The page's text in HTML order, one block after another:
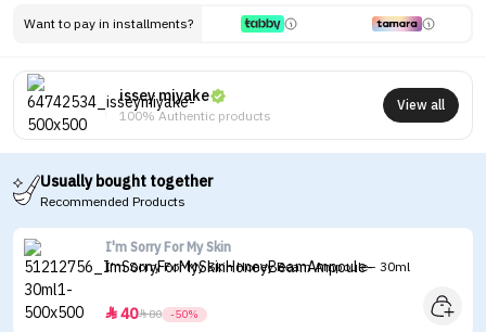
Want to pay in installments?
issey miyake
100% Authentic products
View all
Usually bought together
Recommended Products
I'm Sorry For My Skin
I'm Sorry For My Skin Honey Beam Ampoule - 30ml
4080 -50%